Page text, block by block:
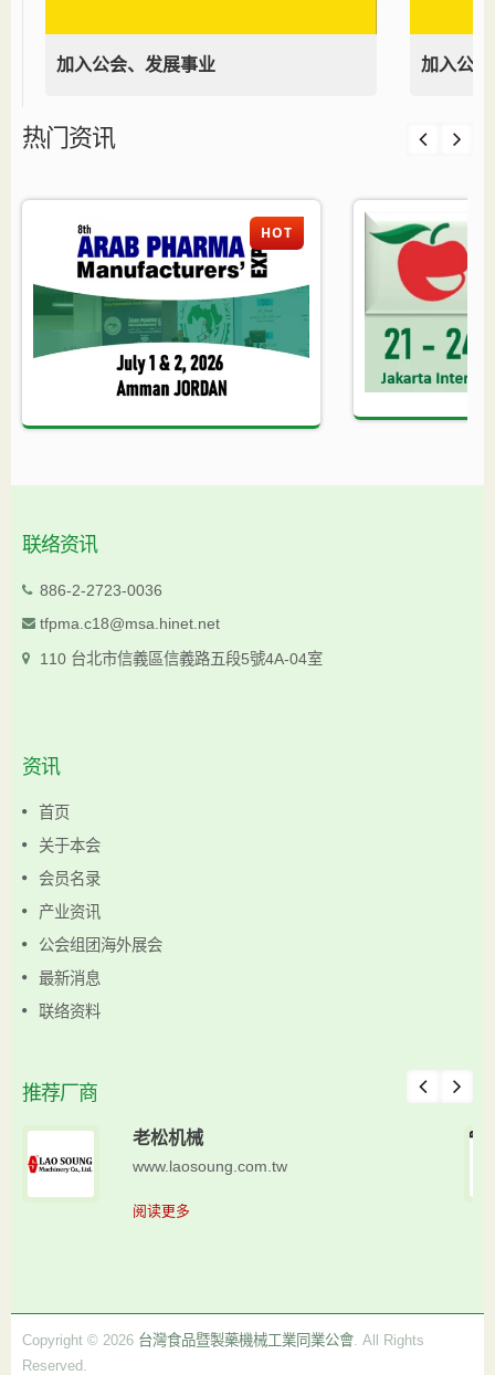
加入公会、发展事业 加入公
热门资讯
HOT
联络资讯
886-2-2723-0036
tfpma.c18@msa.hinet.net
110 台北市信義區信義路五段5號4A-04室
资讯
首页
关于本会
会员名录
产业资讯
公会组团海外展会
最新消息
联络资料
推荐厂商
老松机械
www.laosoung.com.tw
阅读更多
Copyright © 2026 台灣食品暨製藥機械工業同業公會. All Rights
Reserved.